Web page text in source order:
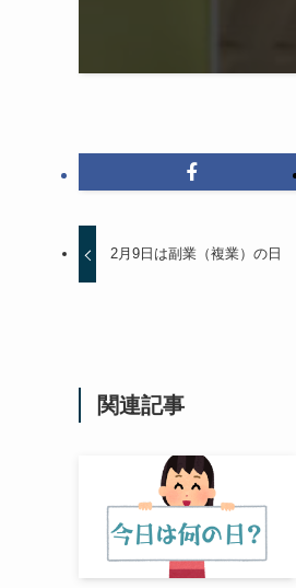
2月9日は副業（複業）の日
関連記事